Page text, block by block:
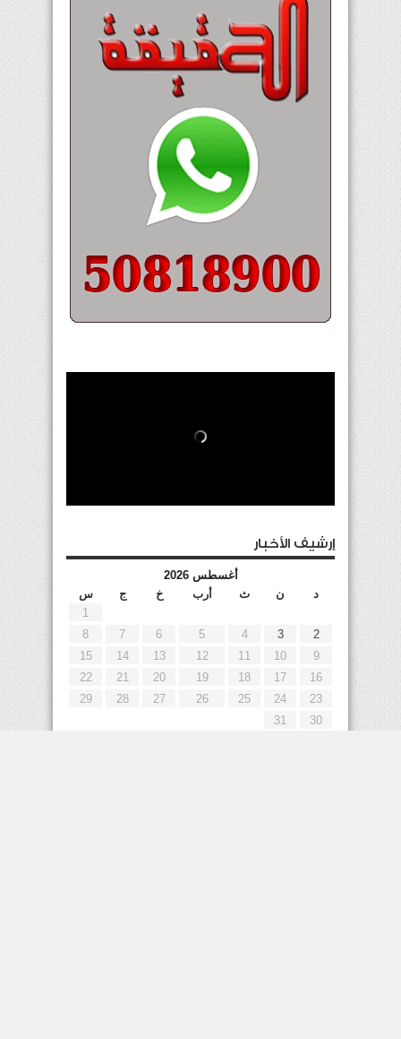
إرشيف الأخبار
أغسطس 2026
د
ن ث أرب خ ج
س
1
2
3
4
5
6
7
8
9
10
11
12
13
14
15
16
17
18
19
20
21
22
23
24
25
26
27
28
29
30
31